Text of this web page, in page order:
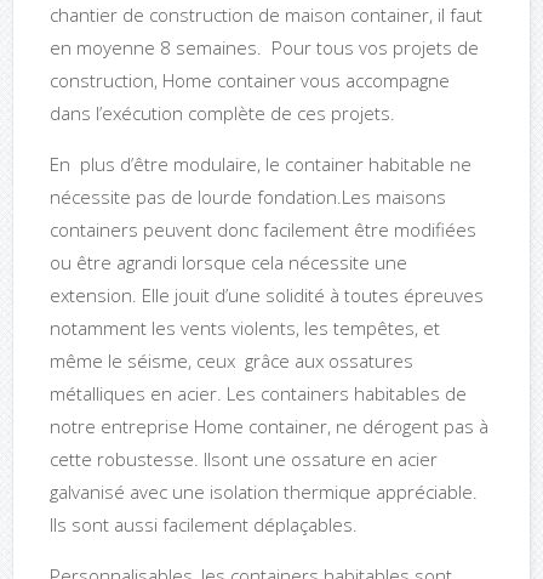
chantier de construction de maison container, il faut
en moyenne 8 semaines. Pour tous vos projets de
construction, Home container vous accompagne
dans l’exécution complète de ces projets.
En plus d’être modulaire, le container habitable ne
nécessite pas de lourde fondation.Les maisons
containers peuvent donc facilement être modifiées
ou être agrandi lorsque cela nécessite une
extension. Elle jouit d’une solidité à toutes épreuves
notamment les vents violents, les tempêtes, et
même le séisme, ceux grâce aux ossatures
métalliques en acier. Les containers habitables de
notre entreprise Home container, ne dérogent pas à
cette robustesse. Ilsont une ossature en acier
galvanisé avec une isolation thermique appréciable.
Ils sont aussi facilement déplaçables.